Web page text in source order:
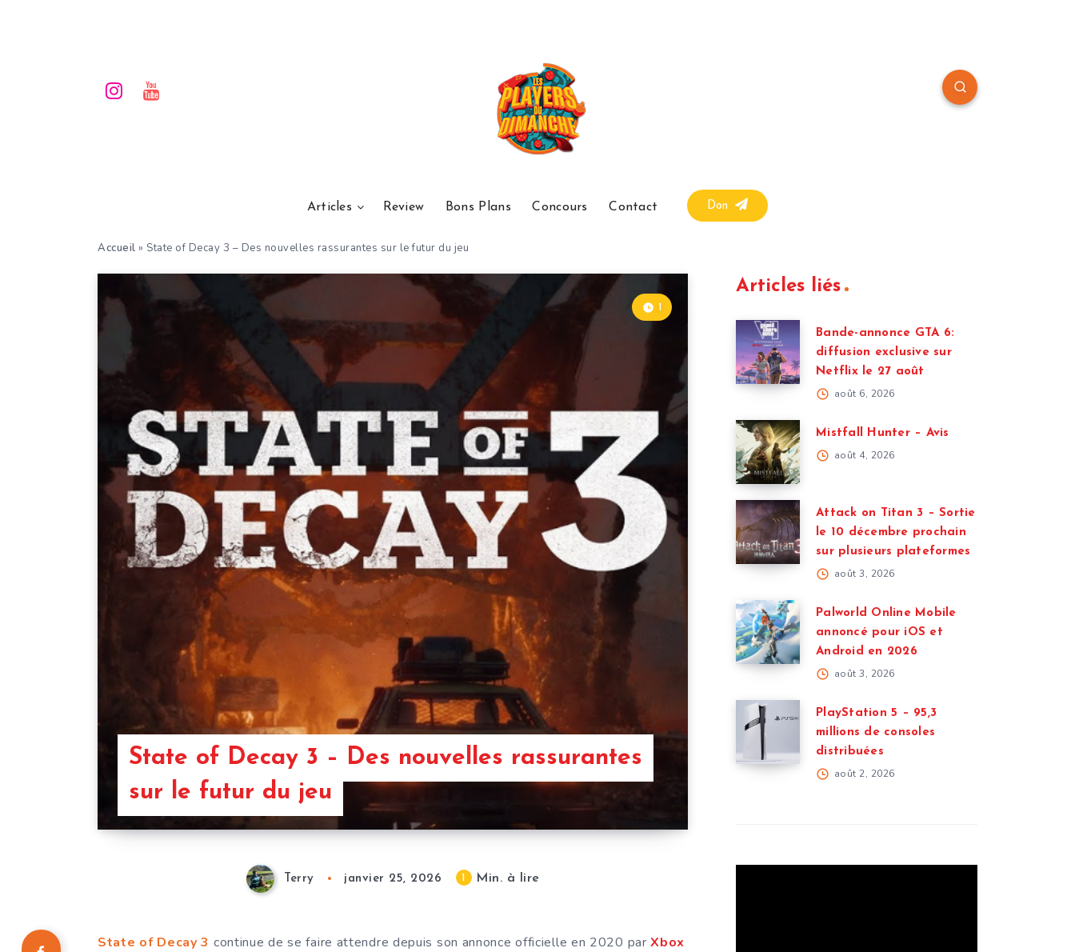
Articles Review Bons Plans Concours Contact Don
Accueil » State of Decay 3 – Des nouvelles rassurantes sur le futur du jeu
State of Decay 3 – Des nouvelles rassurantes
sur le futur du jeu
1
Terry janvier 25, 2026 1 Min. à lire
State of Decay 3 continue de se faire attendre depuis son annonce officielle en 2020 parXbox
Articles liés
Bande-annonce GTA 6:
diffusion exclusive sur
Netflix le 27 août
août 6, 2026
Mistfall Hunter – Avis
août 4, 2026
Attack on Titan 3 – Sortie
le 10 décembre prochain
sur plusieurs plateformes
août 3, 2026
Palworld Online Mobile
annoncé pour iOS et
Android en 2026
août 3, 2026
PlayStation 5 – 95,3
millions de consoles
distribuées
août 2, 2026